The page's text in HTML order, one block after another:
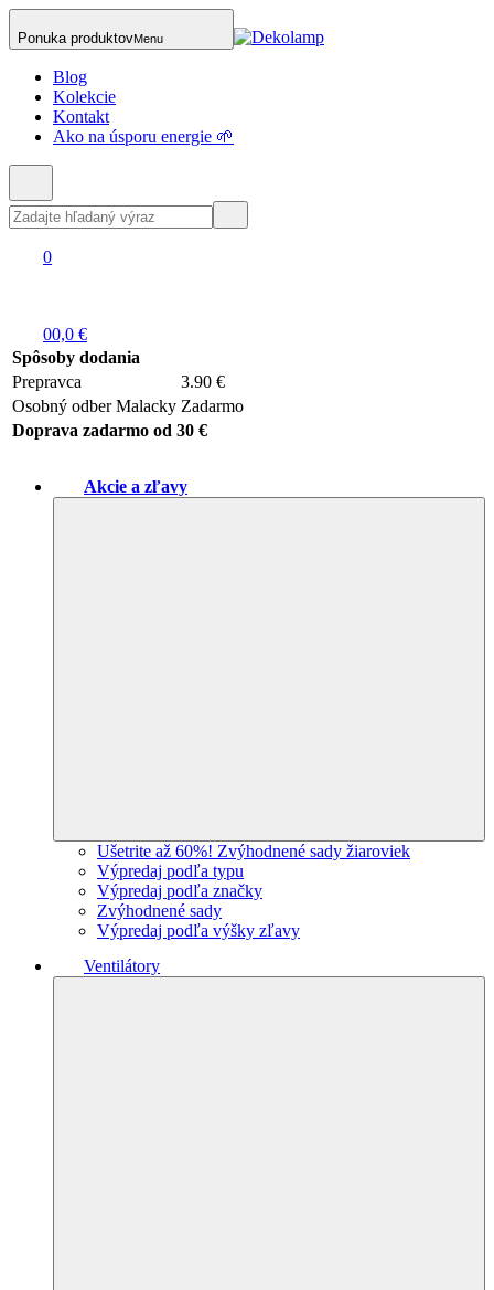
Ponuka produktovMenu
Blog
Kolekcie
Kontakt
Ako na úsporu energie 🌱
0
00,0 €
Spôsoby dodania
Prepravca
3.90 €
Osobný odber Malacky Zadarmo
Doprava zadarmo od 30 €
Akcie a zľavy
Ušetrite až 60%! Zvýhodnené sady žiaroviek
Výpredaj podľa typu
Výpredaj podľa značky
Zvýhodnené sady
Výpredaj podľa výšky zľavy
Ventilátory